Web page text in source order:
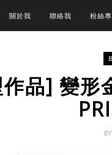
關於我 聯絡我 粉絲
品] 變形
BY